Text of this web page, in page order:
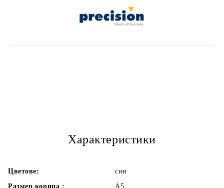
Характеристики
Цветове:
син
Размер корица :
А5